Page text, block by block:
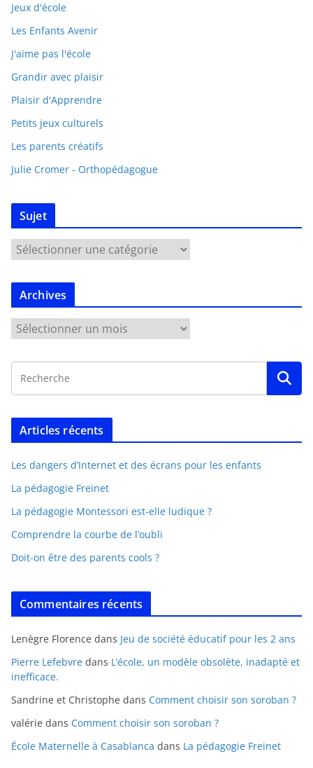
Jeux d'école
Les Enfants Avenir
J'aime pas l'école
Grandir avec plaisir
Plaisir d'Apprendre
Petits jeux culturels
Les parents créatifs
Julie Cromer - Orthopédagogue
Sujet
Archives
Articles récents
Les dangers d’Internet et des écrans pour les enfants
La pédagogie Freinet
La pédagogie Montessori est-elle ludique ?
Comprendre la courbe de l’oubli
Doit-on être des parents cools ?
Commentaires récents
Lenègre Florence dans Jeu de société éducatif pour les 2 ans
Pierre Lefebvre dans L’école, un modèle obsolète, inadapté et
inefficace.
Sandrine et Christophe dans Comment choisir son soroban ?
valérie dans Comment choisir son soroban ?
École Maternelle à Casablanca dans La pédagogie Freinet